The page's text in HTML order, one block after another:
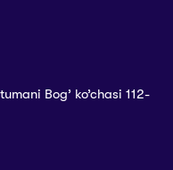
Bog’ ko’chasi 112-